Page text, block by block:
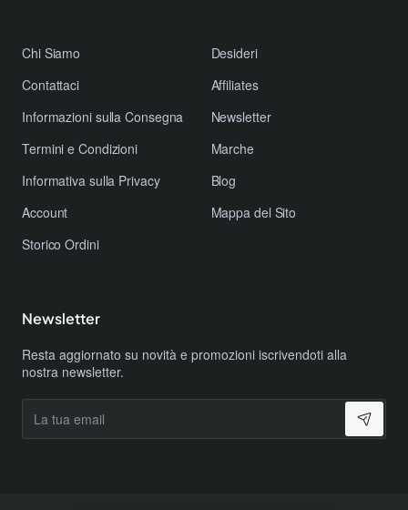
​Chi Siamo
Contattaci
​Informazioni sulla Consegna
​Termini e Condizioni
​Informativa sulla Privacy
Account
Storico Ordini
Desideri
Affiliates
Newsletter
Marche
Blog
Mappa del Sito
Newsletter
Resta aggiornato su novità e promozioni iscrivendoti alla
nostra newsletter.
La
tua
email